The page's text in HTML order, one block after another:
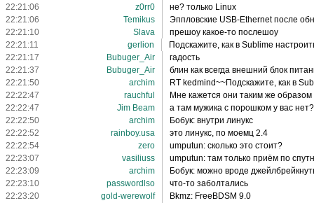
22:21:06
z0rr0
не? только Linux
22:21:06
Temikus
Эппловские USB-Ethernet после
22:21:10
Slava
прешоу какое-то послешоу
22:21:11
gerlion
Подскажите, как в Sublime
22:21:17
Bubuger_Air
гадость
22:21:37
Bubuger_Air
блин как всегда внешний блок
22:21:50
archim
RT kedmind~~Подскажите, как в
22:22:47
rauchful
Мне кажется они таким же
22:22:47
Jim Beam
а там мужика с порошком у вас
22:22:50
archim
Бобук: внутри линукс
22:22:52
rainboy.usa
это линукс, по моемц 2.4
22:22:54
zero
umputun: сколько это стоит?
22:23:07
vasiliuss
umputun: там только приём по
22:23:09
archim
Бобук: можно вроде
22:23:10
passwordlso
что-то заболтались
22:23:20
gold-werewolf
Bkmz: FreeBDSM 9.0